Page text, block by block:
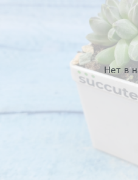
Нет в